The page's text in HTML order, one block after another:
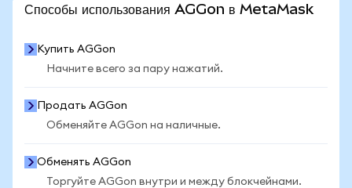
Способы использования AGGon в MetaMask
Купить AGGon
Начните всего за пару нажатий.
Продать AGGon
Обменяйте AGGon на наличные.
Обменять AGGon
Торгуйте AGGon внутри и между блокчейнами.